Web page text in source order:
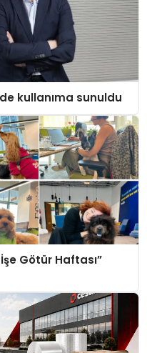
kullanıma sunuldu
Götür Haftası”